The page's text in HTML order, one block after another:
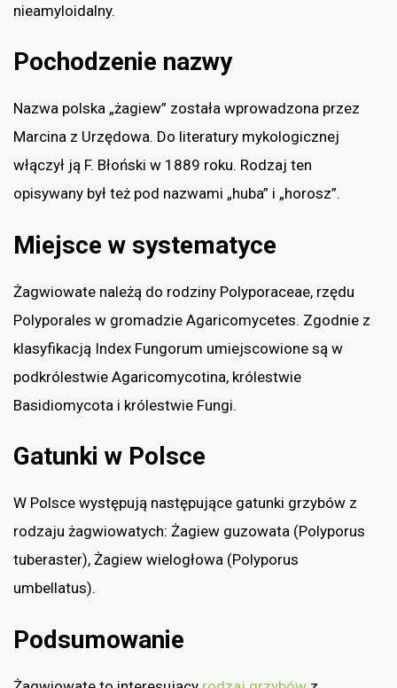
nieamyloidalny.
Pochodzenie nazwy
Nazwa polska „żagiew” została wprowadzona przez
Marcina z Urzędowa. Do literatury mykologicznej
włączył ją F. Błoński w 1889 roku. Rodzaj ten
opisywany był też pod nazwami „huba” i „horosz”.
Miejsce w systematyce
Żagwiowate należą do rodziny Polyporaceae, rzędu
Polyporales w gromadzie Agaricomycetes. Zgodnie z
klasyfikacją Index Fungorum umiejscowione są w
podkrólestwie Agaricomycotina, królestwie
Basidiomycota i królestwie Fungi.
Gatunki w Polsce
W Polsce występują następujące gatunki grzybów z
rodzaju żagwiowatych: Żagiew guzowata (Polyporus
tuberaster), Żagiew wielogłowa (Polyporus
umbellatus).
Podsumowanie